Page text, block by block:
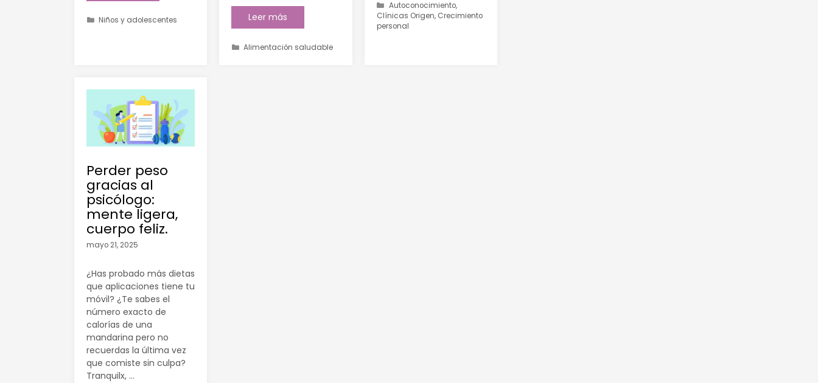
Niños y adolescentes
Leer más
Alimentación saludable
Autoconocimiento,
Clínicas Origen, Crecimiento
personal
Perder peso
gracias al
psicólogo:
mente ligera,
cuerpo feliz.
mayo 21, 2025
¿Has probado más dietas
que aplicaciones tiene tu
móvil? ¿Te sabes el
número exacto de
calorías de una
mandarina pero no
recuerdas la última vez
que comiste sin culpa?
Tranquilx, …